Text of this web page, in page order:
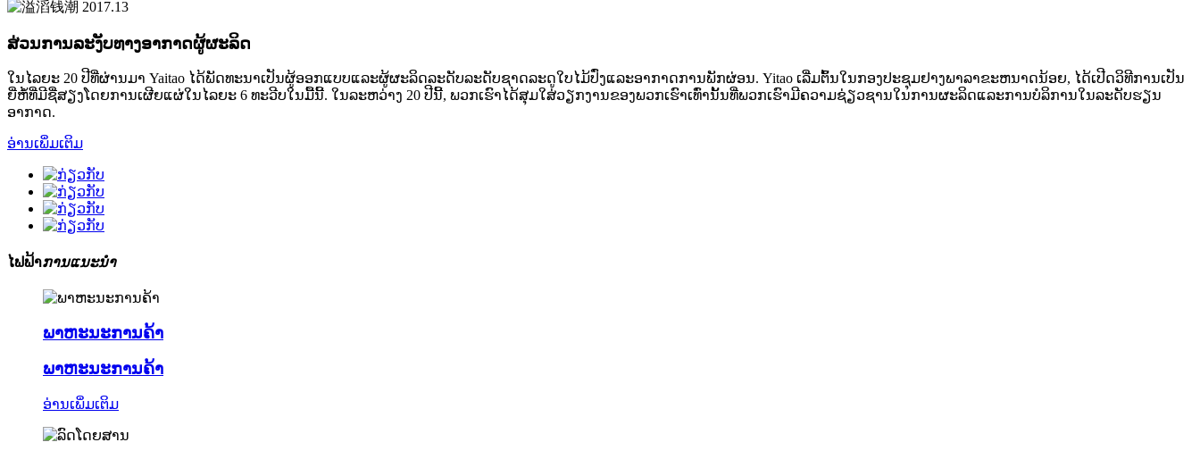
ສ່ວນການລະງັບທາງອາກາດຜູ້ຜະລິດ
ໃນໄລຍະ 20 ປີທີ່ຜ່ານມາ Yaitao ໄດ້ພັດທະນາເປັນຜູ້ອອກແບບແລະຜູ້ຜະລິດລະດັບລະດັບຊາດລະດູໃບໄມ້ປົ່ງແລະອາກາດການພັກຜ່ອນ. Yitao ເລີ່ມຕົ້ນໃນກອງປະຊຸມຢາງພາລາຂະຫນາດນ້ອຍ, ໄດ້ເປີດວິທີການເປັນ
ຍີ່ຫໍ້ທີ່ມີຊື່ສຽງໂດຍການເຜີຍແຜ່ໃນໄລຍະ 6 ທະວີບໃນມື້ນີ້. ໃນລະຫວ່າງ 20 ປີນີ້, ພວກເຮົາໄດ້ສຸມໃສ່ວຽກງານຂອງພວກເຮົາເທົ່ານັ້ນທີ່ພວກເຮົາມີຄວາມຊ່ຽວຊານໃນການຜະລິດແລະການບໍລິການໃນລະດັບຮຽນ
ອາກາດ.
ອ່ານເພິ່ມເຕິມ
ໄຟຟ້າການແນະນໍາ
ພາຫະນະການຄ້າ
ພາຫະນະການຄ້າ
ອ່ານເພິ່ມເຕິມ